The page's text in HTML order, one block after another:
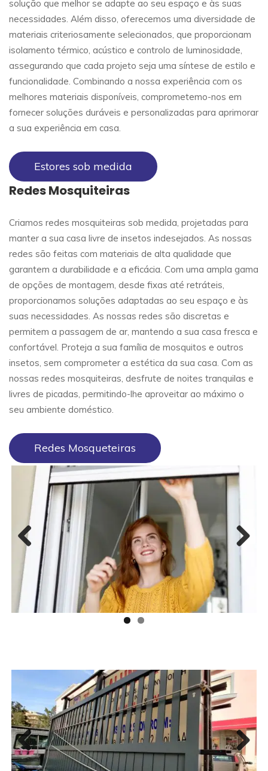
solução que melhor se adapte ao seu espaço e às suas
necessidades. Além disso, oferecemos uma diversidade de
materiais criteriosamente selecionados, que proporcionam
isolamento térmico, acústico e controlo de luminosidade,
assegurando que cada projeto seja uma síntese de estilo e
funcionalidade. Combinando a nossa experiência com os
melhores materiais disponíveis, comprometemo-nos em
fornecer soluções duráveis e personalizadas para aprimorar
a sua experiência em casa.
Estores sob medida
Redes Mosquiteiras
Criamos redes mosquiteiras sob medida, projetadas para
manter a sua casa livre de insetos indesejados. As nossas
redes são feitas com materiais de alta qualidade que
garantem a durabilidade e a eficácia. Com uma ampla gama
de opções de montagem, desde fixas até retráteis,
proporcionamos soluções adaptadas ao seu espaço e às
suas necessidades. As nossas redes são discretas e
permitem a passagem de ar, mantendo a sua casa fresca e
confortável. Proteja a sua família de mosquitos e outros
insetos, sem comprometer a estética da sua casa. Com as
nossas redes mosquiteiras, desfrute de noites tranquilas e
livres de picadas, permitindo-lhe aproveitar ao máximo o
seu ambiente doméstico.
Redes Mosqueteiras
Previous Next
Previous Next